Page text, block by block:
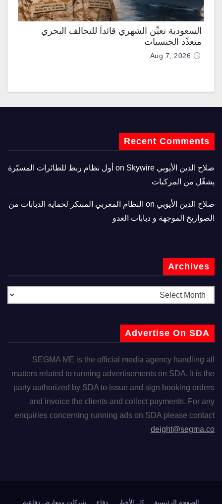
السعودية تعيِّن الشهري قائداً للتحالف البحري
متعدِّد الجنسيات
Aug 7, 2026
Recent Comments
صلاح الدين الأيوبي
Skywire أول نظام ربط للطائرات المسيّرة
يشغّل من المركبات
صلاح الدين الأيوبي
النظام المغربي المبتكر لحماية الدبابات من
الصواريخ الموجهة و دبابات العدو
Archives
Advertise On SDA
SEGMA ME is the official media agency handling all
matters related to running advertisements on SDA. It is the
party authorized by SDA to issue and sign booking orders
and invoice the clients and collect payments. For any
enquiries concerning running ads on SDA please contact
deight@segma.co
الصفحة الرئيسية كل الأخبار دفاع شركات ومعارض دفاعية